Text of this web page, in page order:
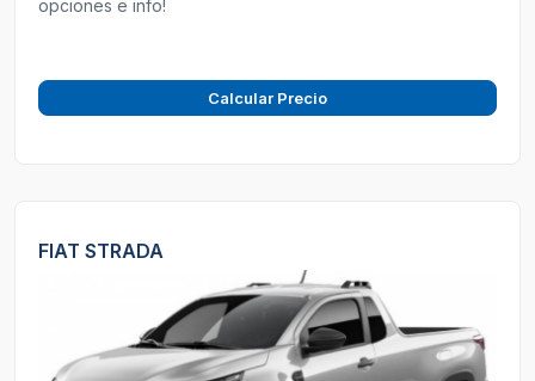
opciones e info!
Calcular Precio
FIAT STRADA